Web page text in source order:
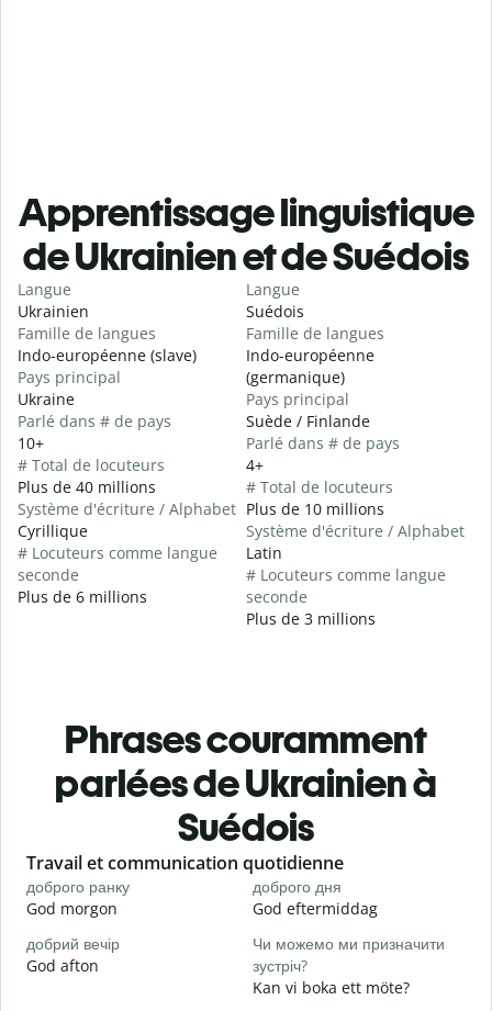
Apprentissage linguistique
de Ukrainien et de Suédois
Langue
Ukrainien
Famille de langues
Indo-européenne (slave)
Pays principal
Ukraine
Parlé dans # de pays
10+
# Total de locuteurs
Plus de 40 millions
Système d'écriture / Alphabet
Cyrillique
# Locuteurs comme langue
seconde
Plus de 6 millions
Langue
Suédois
Famille de langues
Indo-européenne
(germanique)
Pays principal
Suède / Finlande
Parlé dans # de pays
4+
# Total de locuteurs
Plus de 10 millions
Système d'écriture / Alphabet
Latin
# Locuteurs comme langue
seconde
Plus de 3 millions
Phrases couramment
parlées de Ukrainien à
Suédois
Slide 1 of 6
Travail et communication quotidienne
доброго ранку
God morgon
доброго дня
God eftermiddag
добрий вечір
God afton
Чи можемо ми призначити
зустріч?
Kan vi boka ett möte?